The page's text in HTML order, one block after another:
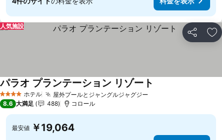
シェア お
人気施設
4 ホテルのランク
ホテル 屋外プールとジャングルジャグジー
パラオ プランテーション リゾート
8.6 大満足 488 コロール
最安値 ￥19,064